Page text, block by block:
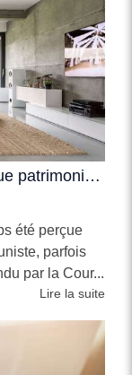
Sous-location touristique : un risque patrimonial qui change de dimension
été perçue
parfois
par la Cour...
Lire la suite